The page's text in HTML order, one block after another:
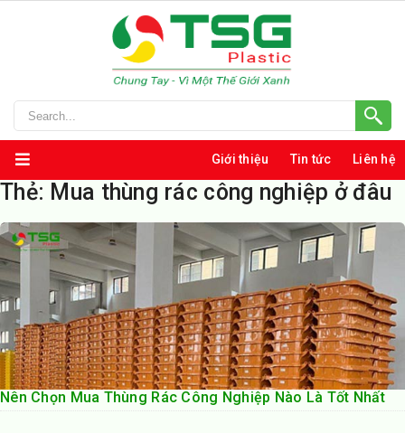
Giới thiệu Tin tức Liên hệ
Thẻ: Mua thùng rác công nghiệp ở đâu
Nên Chọn Mua Thùng Rác Công Nghiệp Nào Là Tốt Nhất